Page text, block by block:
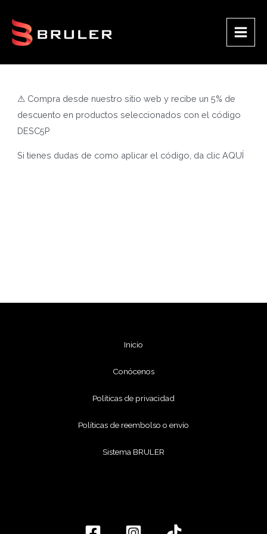
contenido
Main
⚠ Compra desde nuestro sitio web y recibe un 5% de
descuento en productos seleccionados con el código
DESC5P
Si tienes dudas de como aplicar el código, da clicAQUÍ
Inicio
Conócenos
Políticas de privacidad
Políticas de reembolso o envío
Sistema BRULER